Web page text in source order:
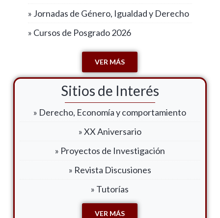
» Jornadas de Género, Igualdad y Derecho
» Cursos de Posgrado 2026
VER MÁS
Sitios de Interés
» Derecho, Economía y comportamiento
» XX Aniversario
» Proyectos de Investigación
» Revista Discusiones
» Tutorías
VER MÁS